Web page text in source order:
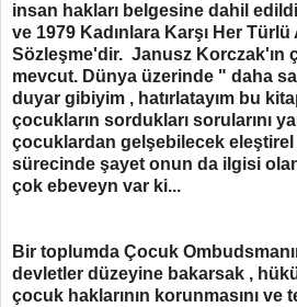
insan hakları belgesine dahil
ve 1979 Kadınlara Karşı Her Türlü
Sözleşme'dir. Janusz Korczak'ın
mevcut. Dünya üzerinde " daha
duyar gibiyim , hatırlatayım bu
çocukların sordukları sorularını
çocuklardan gelşebilecek
sürecinde şayet onun da ilgisi
çok ebeveyn var ki...
Bir toplumda Çocuk
devletler düzeyine bakarsak ,
çocuk haklarının korunmasını